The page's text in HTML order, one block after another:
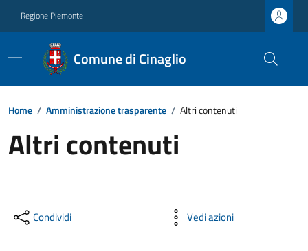
Regione Piemonte
Comune di Cinaglio
Home / Amministrazione trasparente / Altri contenuti
Altri contenuti
Condividi Vedi azioni